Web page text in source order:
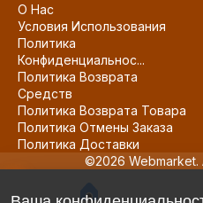
О Нас
Условия Использования
Политика
Конфиденциальнос...
Политика Возврата
Средств
Политика Возврата Товара
Политика Отмены Заказа
Политика Доставки
©2026 Webmarket.